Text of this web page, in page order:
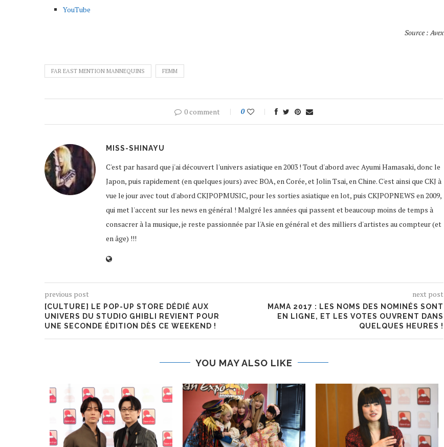
YouTube
Source : Avex
FAR EAST MENTION MANNEQUINS FEMM
0 comment 0
MISS-SHINAYU
C'est par hasard que j'ai découvert l'univers asiatique en 2003 ! Tout d'abord avec Ayumi Hamasaki, donc le
Japon, puis rapidement (en quelques jours) avec BOA, en Corée, et Jolin Tsai, en Chine. C'est ainsi que CKJ à
vue le jour avec tout d'abord CKJPOPMUSIC, pour les sorties asiatique en lot, puis CKJPOPNEWS en 2009,
qui met l'accent sur les news en général ! Malgré les années qui passent et beaucoup moins de temps à
consacrer à la musique, je reste passionnée par l'Asie en général et des milliers d'artistes au compteur (et
en âge) !!!
previous post
[CULTURE] LE POP-UP STORE DÉDIÉ AUX
UNIVERS DU STUDIO GHIBLI REVIENT POUR
UNE SECONDE ÉDITION DÈS CE WEEKEND !
next post
MAMA 2017 : LES NOMS DES NOMINÉS SONT
EN LIGNE, ET LES VOTES OUVRENT DANS
QUELQUES HEURES !
YOU MAY ALSO LIKE